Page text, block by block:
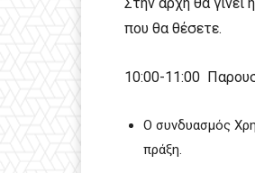
που θα θέσετε.
10:00-11:00
Ο συνδυασμός
πράξη.